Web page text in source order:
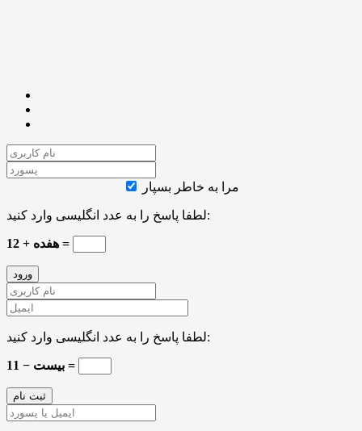
مرا به خاطر بسپار
لطفا پاسخ را به عدد انگلیسی وارد کنید:
12 + هفده =
لطفا پاسخ را به عدد انگلیسی وارد کنید:
بیست − 11 =